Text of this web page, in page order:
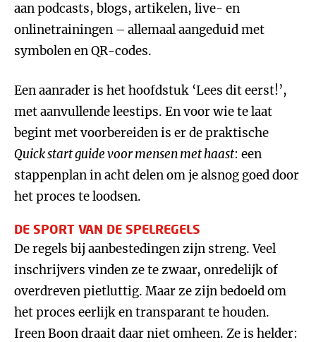
aan podcasts, blogs, artikelen, live- en
onlinetrainingen – allemaal aangeduid met
symbolen en QR-codes.
Een aanrader is het hoofdstuk ‘Lees dit eerst!’,
met aanvullende leestips. En voor wie te laat
begint met voorbereiden is er de praktische
Quick start guide voor mensen met haast: een
stappenplan in acht delen om je alsnog goed door
het proces te loodsen.
DE SPORT VAN DE SPELREGELS
De regels bij aanbestedingen zijn streng. Veel
inschrijvers vinden ze te zwaar, onredelijk of
overdreven pietluttig. Maar ze zijn bedoeld om
het proces eerlijk en transparant te houden.
Ireen Boon draait daar niet omheen. Ze is helder: